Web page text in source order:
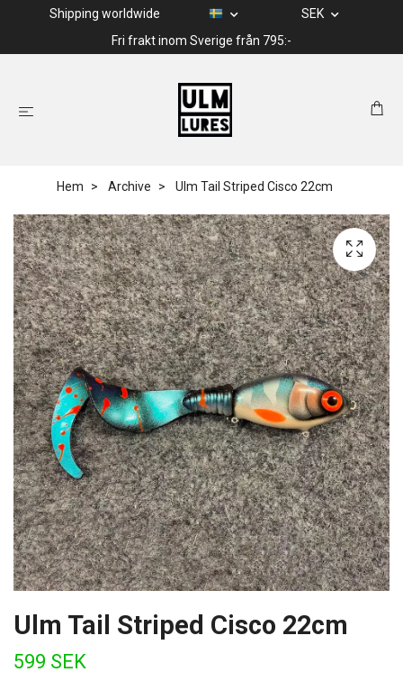
Shipping worldwide
SEK
Fri frakt inom Sverige från 795:-
Hem Archive Ulm Tail Striped Cisco 22cm
Ulm Tail Striped Cisco 22cm
599 SEK